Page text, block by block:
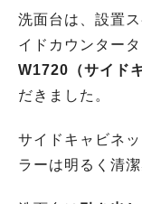
洗面台は、設置
イドカウンター
W1720（サイド
だきました。
サイドキャビネ
ラーは明るく清